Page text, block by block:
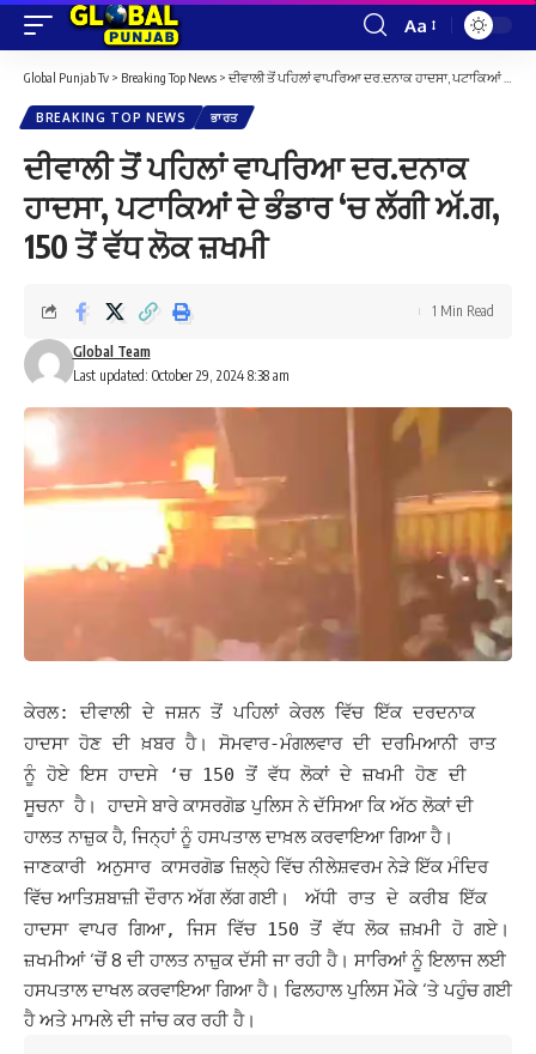
Font
Aa
Global Punjab Tv > Breaking Top News > ਦੀਵਾਲੀ ਤੋਂ ਪਹਿਲਾਂ ਵਾਪਰਿਆ ਦਰ.ਦਨਾਕ ਹਾਦਸਾ, ਪਟਾਕਿਆਂ ਦੇ ਭੰਡਾਰ ‘ਚ ਲੱਗੀ ਅੱ.ਗ, 150 ਤੋਂ ਵੱਧ ਲੋਕ ਜ਼ਖਮੀ
BREAKING TOP NEWS ਭਾਰਤ
ਦੀਵਾਲੀ ਤੋਂ ਪਹਿਲਾਂ ਵਾਪਰਿਆ ਦਰ.ਦਨਾਕ
ਹਾਦਸਾ, ਪਟਾਕਿਆਂ ਦੇ ਭੰਡਾਰ ‘ਚ ਲੱਗੀ ਅੱ.ਗ,
150 ਤੋਂ ਵੱਧ ਲੋਕ ਜ਼ਖਮੀ
Last updated: October 29, 2024 8:38 am
Global Team
1 Min Read
ਕੇਰਲ: ਦੀਵਾਲੀ ਦੇ ਜਸ਼ਨ ਤੋਂ ਪਹਿਲਾਂ ਕੇਰਲ ਵਿੱਚ ਇੱਕ ਦਰਦਨਾਕ
ਹਾਦਸਾ ਹੋਣ ਦੀ ਖ਼ਬਰ ਹੈ। ਸੋਮਵਾਰ-ਮੰਗਲਵਾਰ ਦੀ ਦਰਮਿਆਨੀ ਰਾਤ
ਨੂੰ ਹੋਏ ਇਸ ਹਾਦਸੇ ‘ਚ 150 ਤੋਂ ਵੱਧ ਲੋਕਾਂ ਦੇ ਜ਼ਖਮੀ ਹੋਣ ਦੀ
ਸੂਚਨਾ ਹੈ। ਹਾਦਸੇ ਬਾਰੇ ਕਾਸਰਗੋਡ ਪੁਲਿਸ ਨੇ ਦੱਸਿਆ ਕਿ ਅੱਠ ਲੋਕਾਂ ਦੀ
ਹਾਲਤ ਨਾਜ਼ੁਕ ਹੈ, ਜਿਨ੍ਹਾਂ ਨੂੰ ਹਸਪਤਾਲ ਦਾਖ਼ਲ ਕਰਵਾਇਆ ਗਿਆ ਹੈ।
ਜਾਣਕਾਰੀ ਅਨੁਸਾਰ ਕਾਸਰਗੋਡ ਜ਼ਿਲ੍ਹੇ ਵਿੱਚ ਨੀਲੇਸ਼ਵਰਮ ਨੇੜੇ ਇੱਕ ਮੰਦਿਰ
ਵਿੱਚ ਆਤਿਸ਼ਬਾਜ਼ੀ ਦੌਰਾਨ ਅੱਗ ਲੱਗ ਗਈ।
ਅੱਧੀ ਰਾਤ ਦੇ ਕਰੀਬ ਇੱਕ
ਹਾਦਸਾ ਵਾਪਰ ਗਿਆ, ਜਿਸ ਵਿੱਚ 150 ਤੋਂ ਵੱਧ ਲੋਕ ਜ਼ਖ਼ਮੀ ਹੋ ਗਏ।
ਜ਼ਖਮੀਆਂ ‘ਚੋਂ 8 ਦੀ ਹਾਲਤ ਨਾਜ਼ੁਕ ਦੱਸੀ ਜਾ ਰਹੀ ਹੈ। ਸਾਰਿਆਂ ਨੂੰ ਇਲਾਜ ਲਈ
ਹਸਪਤਾਲ ਦਾਖਲ ਕਰਵਾਇਆ ਗਿਆ ਹੈ। ਫਿਲਹਾਲ ਪੁਲਿਸ ਮੌਕੇ ‘ਤੇ ਪਹੁੰਚ ਗਈ
ਹੈ ਅਤੇ ਮਾਮਲੇ ਦੀ ਜਾਂਚ ਕਰ ਰਹੀ ਹੈ।